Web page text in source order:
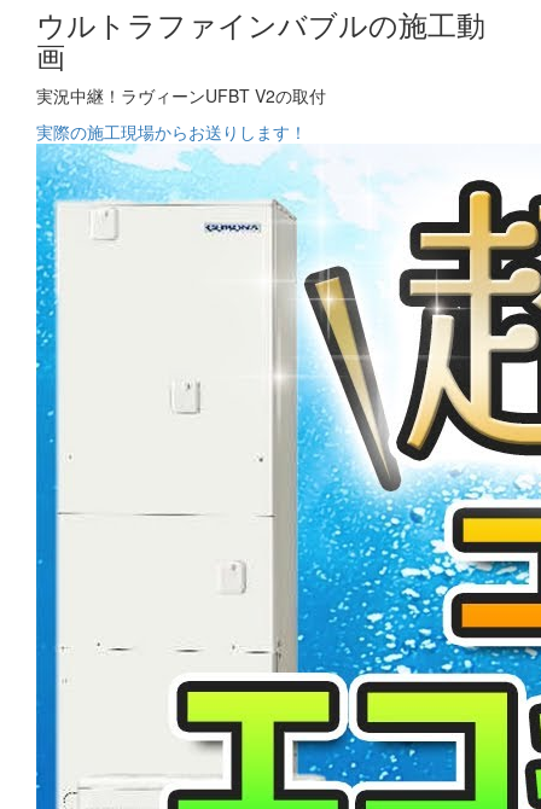
ウルトラファインバブルの施工動
画
実況中継！ラヴィーンUFBT V2の取付
実際の施工現場からお送りします！